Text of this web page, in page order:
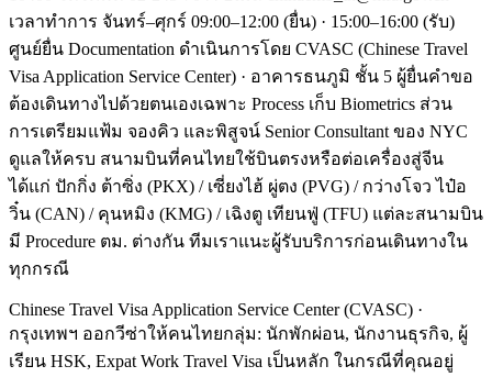
เวลาทำการ จันทร์–ศุกร์ 09:00–12:00 (ยื่น) · 15:00–16:00 (รับ)
ศูนย์ยื่น Documentation ดำเนินการโดย CVASC (Chinese Travel
Visa Application Service Center) · อาคารธนภูมิ ชั้น 5 ผู้ยื่นคำขอ
ต้องเดินทางไปด้วยตนเองเฉพาะ Process เก็บ Biometrics ส่วน
การเตรียมแฟ้ม จองคิว และพิสูจน์ Senior Consultant ของ NYC
ดูแลให้ครบ สนามบินที่คนไทยใช้บินตรงหรือต่อเครื่องสู่จีน
ได้แก่ ปักกิ่ง ต้าซิ่ง (PKX) / เซี่ยงไฮ้ ผู่ตง (PVG) / กว่างโจว ไป๋อ
วิ๋น (CAN) / คุนหมิง (KMG) / เฉิงตู เทียนฟู่ (TFU) แต่ละสนามบิน
มี Procedure ตม. ต่างกัน ทีมเราแนะผู้รับบริการก่อนเดินทางใน
ทุกกรณี
Chinese Travel Visa Application Service Center (CVASC) ·
กรุงเทพฯ ออกวีซ่าให้คนไทยกลุ่ม: นักพักผ่อน, นักงานธุรกิจ, ผู้
เรียน HSK, Expat Work Travel Visa เป็นหลัก ในกรณีที่คุณอยู่